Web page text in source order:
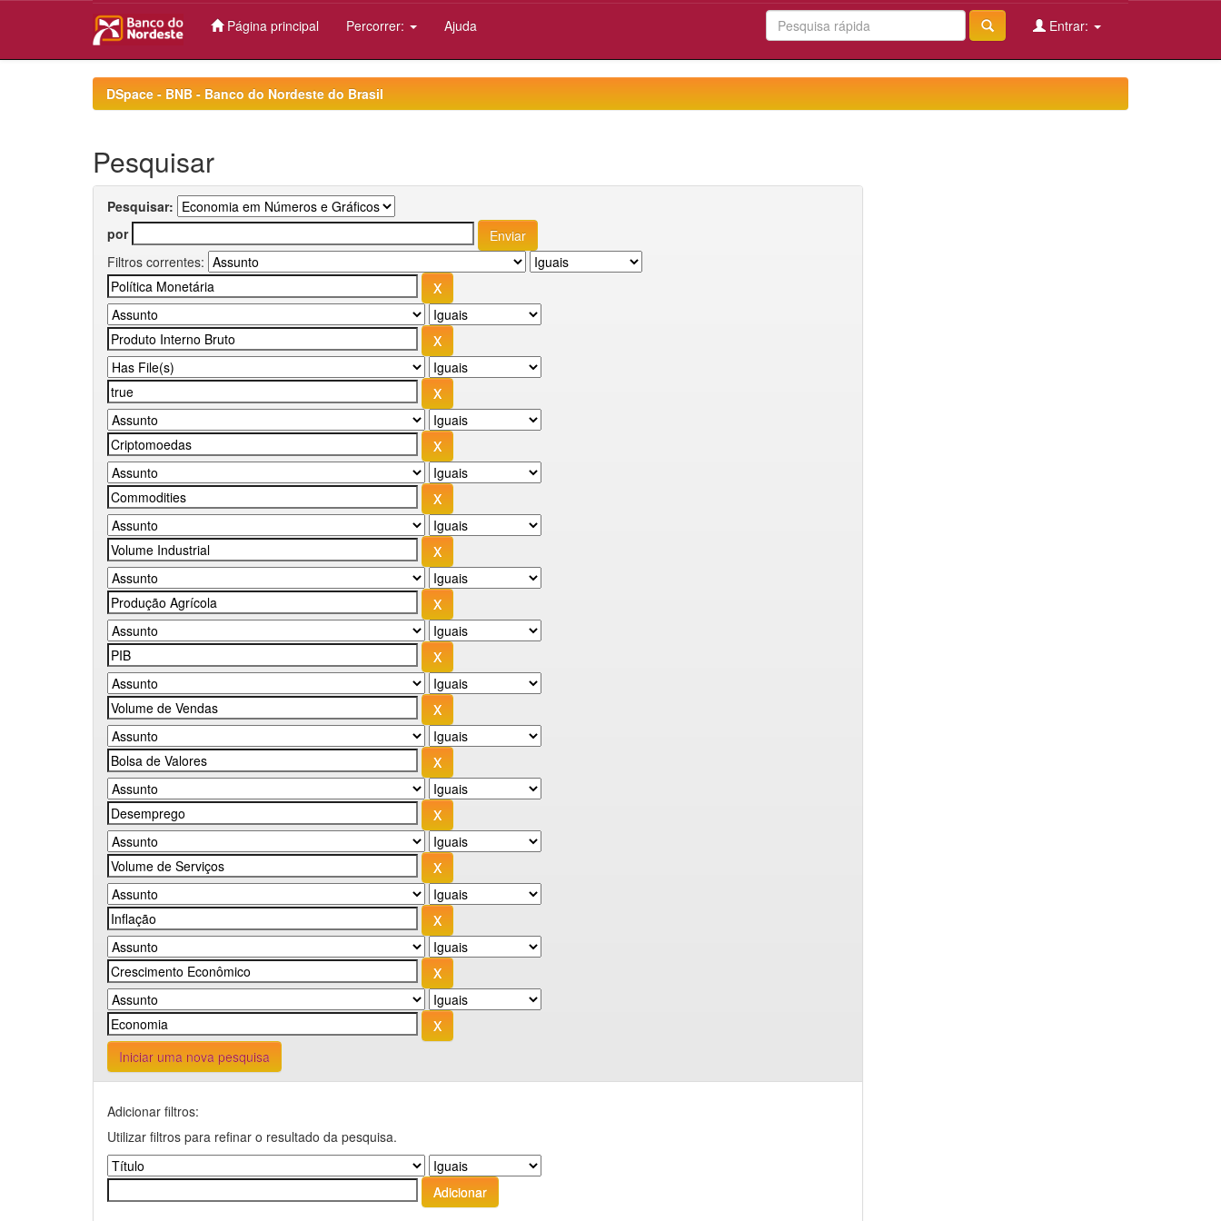
Página principal Percorrer: Ajuda Entrar:
DSpace - BNB - Banco do Nordeste do Brasil
Pesquisar
Pesquisar:
por
Filtros correntes:
Iniciar uma nova pesquisa
Adicionar filtros:
Utilizar filtros para refinar o resultado da pesquisa.